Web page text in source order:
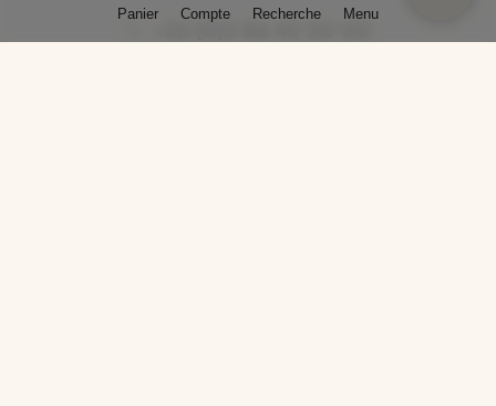
+33 (0)3 86 45 50 00
Panier Compte Recherche Menu